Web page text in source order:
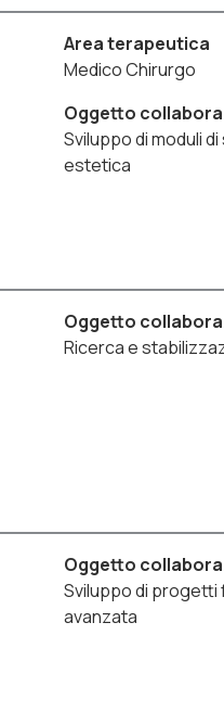
Area terapeutica
Medico Chirurgo
Oggetto
Sviluppo di moduli
estetica
Oggetto
Ricerca e
Oggetto
Sviluppo di progetti
avanzata